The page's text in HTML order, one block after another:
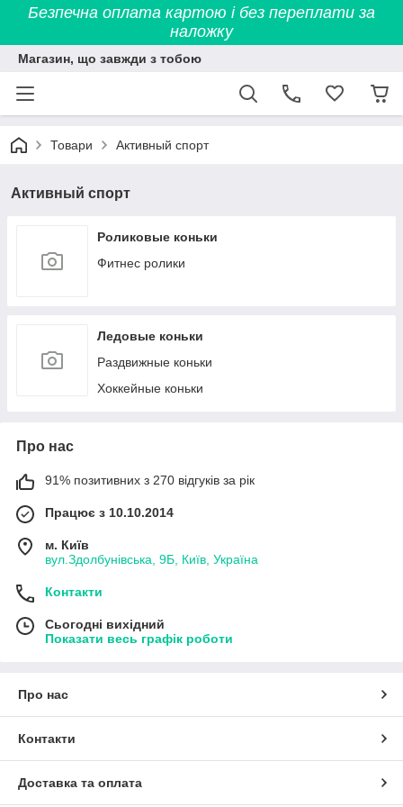
Безпечна оплата картою і без переплати за
наложку
Магазин, що завжди з тобою
Товари Активный спорт
Активный спорт
Роликовые коньки
Фитнес ролики
Ледовые коньки
Раздвижные коньки
Хоккейные коньки
Про нас
91% позитивних з 270 відгуків за рік
Працює з 10.10.2014
м. Київ
вул.Здолбунівська, 9Б, Київ, Україна
Контакти
Сьогодні вихідний
Показати весь графік роботи
Про нас
Контакти
Доставка та оплата